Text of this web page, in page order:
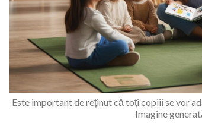
Este important de reținut că toți copiii se vor
Imagine